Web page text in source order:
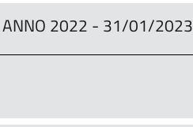
ANNO 2022 - 31/01/2023